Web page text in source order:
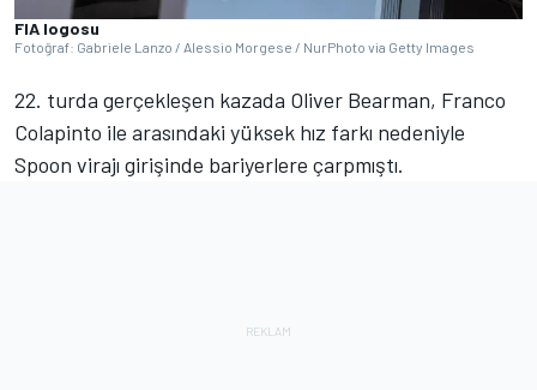
FIA logosu
Fotoğraf: Gabriele Lanzo / Alessio Morgese / NurPhoto via Getty Images
22. turda gerçekleşen kazada Oliver Bearman, Franco
Colapinto ile arasındaki yüksek hız farkı nedeniyle
Spoon virajı girişinde bariyerlere çarpmıştı.